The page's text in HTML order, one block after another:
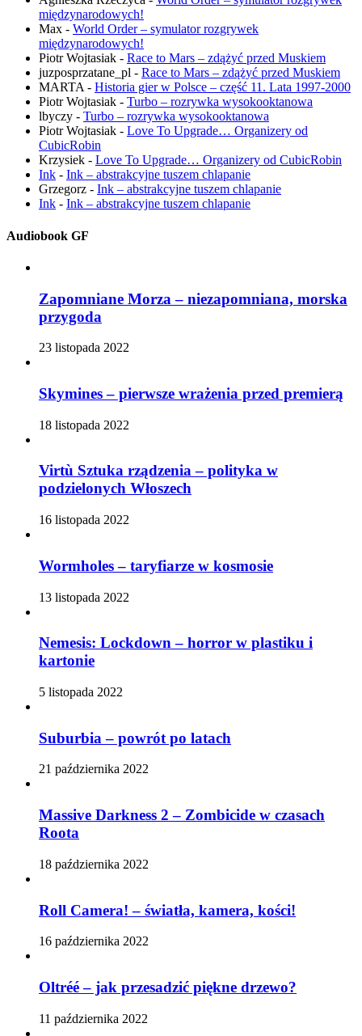
międzynarodowych!
Max - World Order – symulator rozgrywek
międzynarodowych!
Piotr Wojtasiak - Race to Mars – zdążyć przed Muskiem
juzposprzatane_pl - Race to Mars – zdążyć przed Muskiem
MARTA - Historia gier w Polsce – część 11. Lata 1997-2000
Piotr Wojtasiak - Turbo – rozrywka wysokooktanowa
lbyczy - Turbo – rozrywka wysokooktanowa
Piotr Wojtasiak - Love To Upgrade… Organizery od
CubicRobin
Krzysiek - Love To Upgrade… Organizery od CubicRobin
Ink - Ink – abstrakcyjne tuszem chlapanie
Grzegorz - Ink – abstrakcyjne tuszem chlapanie
Ink - Ink – abstrakcyjne tuszem chlapanie
Audiobook GF
Zapomniane Morza – niezapomniana, morska
przygoda
23 listopada 2022
Skymines – pierwsze wrażenia przed premierą
18 listopada 2022
Virtù Sztuka rządzenia – polityka w
podzielonych Włoszech
16 listopada 2022
Wormholes – taryfiarze w kosmosie
13 listopada 2022
Nemesis: Lockdown – horror w plastiku i
kartonie
5 listopada 2022
Suburbia – powrót po latach
21 października 2022
Massive Darkness 2 – Zombicide w czasach
Roota
18 października 2022
Roll Camera! – światła, kamera, kości!
16 października 2022
Oltréé – jak przesadzić piękne drzewo?
11 października 2022